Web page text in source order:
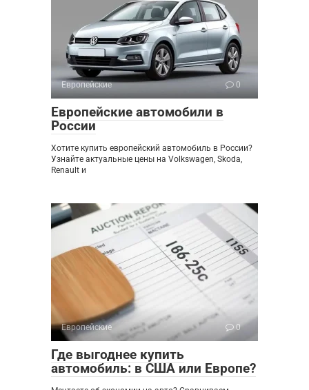
Европейские 0
Европейские автомобили в
России
Хотите купить европейский автомобиль в России?
Узнайте актуальные цены на Volkswagen, Skoda,
Renault и
Европейские 0
Где выгоднее купить
автомобиль: в США или Европе?